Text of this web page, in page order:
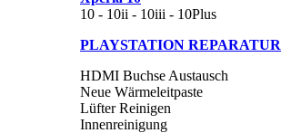
10 - 10ii - 10iii - 10Plus
PLAYSTATION REPARATUR
HDMI Buchse Austausch
Neue Wärmeleitpaste
Lüfter Reinigen
Innenreinigung